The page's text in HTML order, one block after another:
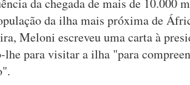
da chegada de mais de 10.000
da ilha mais próxima de
Meloni escreveu uma carta à
lhe para visitar a ilha "para